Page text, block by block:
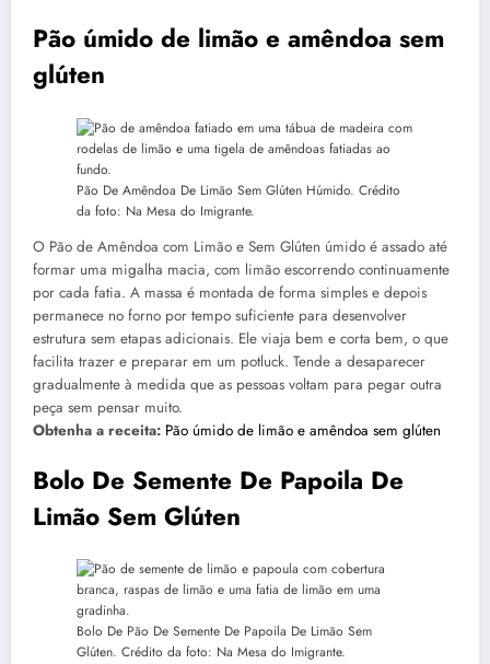
Pão úmido de limão e amêndoa sem
glúten
Pão De Amêndoa De Limão Sem Glúten Húmido. Crédito
da foto: Na Mesa do Imigrante.
O Pão de Amêndoa com Limão e Sem Glúten úmido é assado até
formar uma migalha macia, com limão escorrendo continuamente
por cada fatia. A massa é montada de forma simples e depois
permanece no forno por tempo suficiente para desenvolver
estrutura sem etapas adicionais. Ele viaja bem e corta bem, o que
facilita trazer e preparar em um potluck. Tende a desaparecer
gradualmente à medida que as pessoas voltam para pegar outra
peça sem pensar muito.
Obtenha a receita: Pão úmido de limão e amêndoa sem glúten
Bolo De Semente De Papoila De
Limão Sem Glúten
Bolo De Pão De Semente De Papoila De Limão Sem
Glúten. Crédito da foto: Na Mesa do Imigrante.